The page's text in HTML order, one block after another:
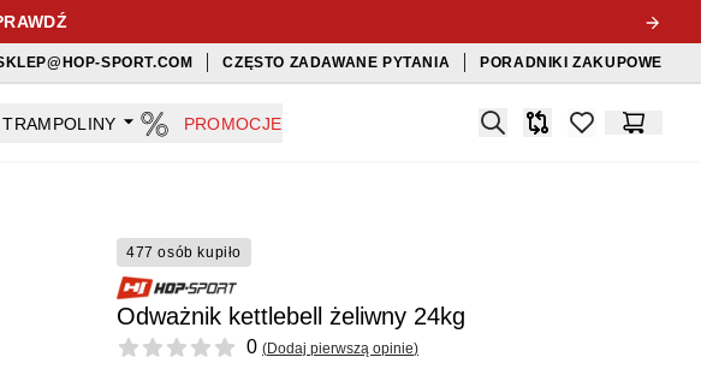
SPORT.COM CZĘSTO ZADAWANE PYTANIA PORADNIKI ZAKUPOWE
TRAMPOLINY PROMOCJE Search
Porównywarka
items inKoszyk
477 osób kupiło
Odważnik kettlebell żeliwny 24kg
Reviews 0 (Dodaj pierwszą opinie)